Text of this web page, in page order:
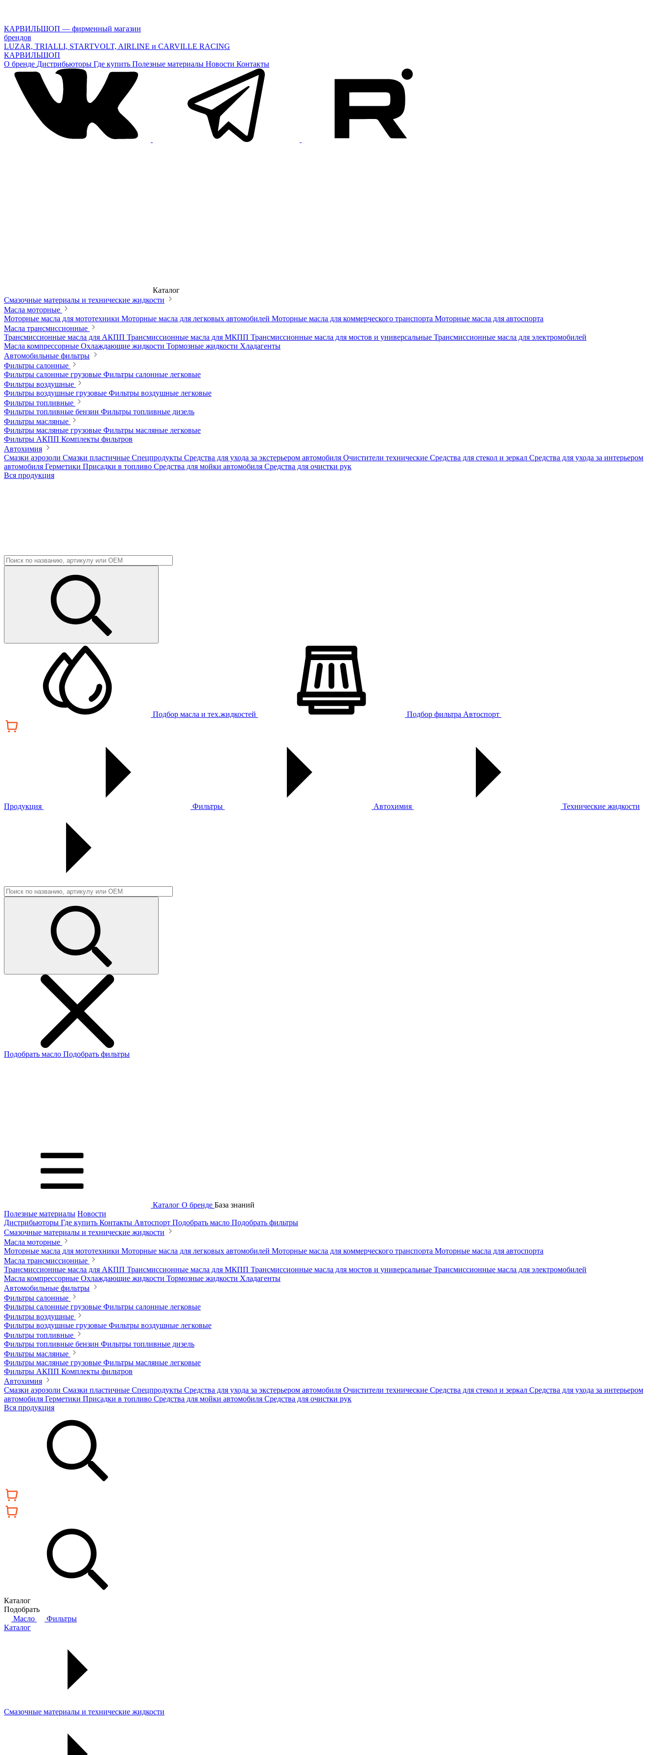
КАРВИЛЬШОП — фирменный магазин
брендов
LUZAR, TRIALLI, STARTVOLT, AIRLINE и CARVILLE RACING
КАРВИЛЬШОП
О бренде Дистрибьюторы Где купить Полезные материалы Новости Контакты
Каталог
Смазочные материалы и технические жидкости
Масла моторные
Моторные масла для мототехники Моторные масла для легковых автомобилей Моторные масла для коммерческого транспорта Моторные масла для автоспорта
Масла трансмиссионные
Трансмиссионные масла для АКПП Трансмиссионные масла для МКПП Трансмиссионные масла для мостов и универсальные Трансмиссионные масла для электромобилей
Масла компрессорные Охлаждающие жидкости Тормозные жидкости Хладагенты
Автомобильные фильтры
Фильтры салонные
Фильтры салонные грузовые Фильтры салонные легковые
Фильтры воздушные
Фильтры воздушные грузовые Фильтры воздушные легковые
Фильтры топливные
Фильтры топливные бензин Фильтры топливные дизель
Фильтры масляные
Фильтры масляные грузовые Фильтры масляные легковые
Фильтры АКПП Комплекты фильтров
Автохимия
Смазки аэрозоли Смазки пластичные Спецпродукты Средства для ухода за экстерьером автомобиля Очистители технические Средства для стекол и зеркал Средства для ухода за интерьером
автомобиля Герметики Присадки в топливо Средства для мойки автомобиля Средства для очистки рук
Вся продукция
Подбор масла и тех.жидкостей Подбор фильтра Автоспорт
Продукция Фильтры Автохимия Технические жидкости
Подобрать масло Подобрать фильтры
Каталог О бренде База знаний
Полезные материалы Новости
Дистрибьюторы Где купить Контакты Автоспорт Подобрать масло Подобрать фильтры
Смазочные материалы и технические жидкости
Масла моторные
Моторные масла для мототехники Моторные масла для легковых автомобилей Моторные масла для коммерческого транспорта Моторные масла для автоспорта
Масла трансмиссионные
Трансмиссионные масла для АКПП Трансмиссионные масла для МКПП Трансмиссионные масла для мостов и универсальные Трансмиссионные масла для электромобилей
Масла компрессорные Охлаждающие жидкости Тормозные жидкости Хладагенты
Автомобильные фильтры
Фильтры салонные
Фильтры салонные грузовые Фильтры салонные легковые
Фильтры воздушные
Фильтры воздушные грузовые Фильтры воздушные легковые
Фильтры топливные
Фильтры топливные бензин Фильтры топливные дизель
Фильтры масляные
Фильтры масляные грузовые Фильтры масляные легковые
Фильтры АКПП Комплекты фильтров
Автохимия
Смазки аэрозоли Смазки пластичные Спецпродукты Средства для ухода за экстерьером автомобиля Очистители технические Средства для стекол и зеркал Средства для ухода за интерьером
автомобиля Герметики Присадки в топливо Средства для мойки автомобиля Средства для очистки рук
Вся продукция
Каталог
Подобрать
Масло
Фильтры
Каталог
Смазочные материалы и технические жидкости